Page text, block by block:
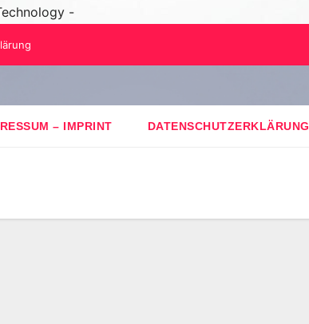
-
– IMPRINT DATENSCHUTZERKLÄRUNG